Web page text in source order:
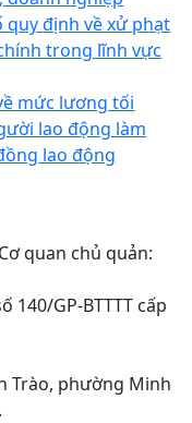
quy định về xử phạt
trong lĩnh vực
mức lương tối
lao động làm
lao động
quan chủ quản:
140/GP-BTTTT cấp
Trào, phường Minh